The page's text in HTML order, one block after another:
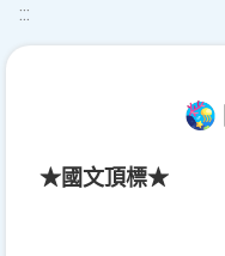
:::
★國文頂標★